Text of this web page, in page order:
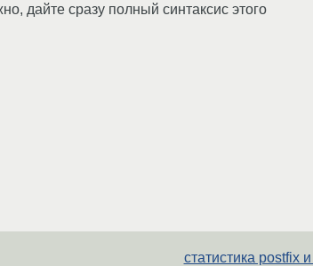
дайте сразу полный синтаксис этого
статистика postfix